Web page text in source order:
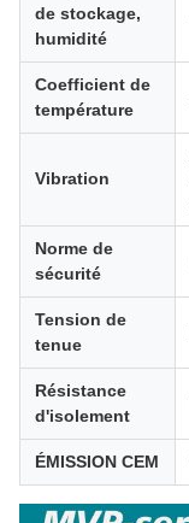
de stockage,
humidité
Coefficient de
température
Vibration
Norme de
sécurité
Tension de
tenue
Résistance
d'isolement
ÉMISSION CEM